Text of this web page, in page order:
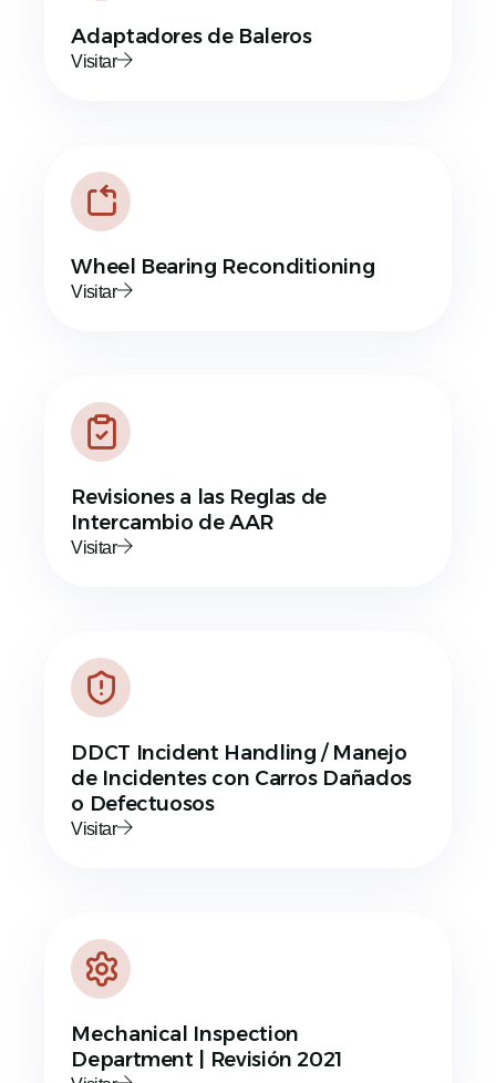
Adaptadores de Baleros
Visitar
Wheel Bearing Reconditioning
Visitar
Revisiones a las Reglas de
Intercambio de AAR
Visitar
DDCT Incident Handling / Manejo
de Incidentes con Carros Dañados
o Defectuosos
Visitar
Mechanical Inspection
Department | Revisión 2021